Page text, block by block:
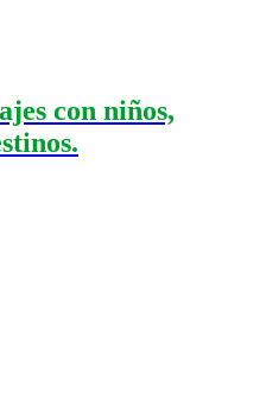
con niños,